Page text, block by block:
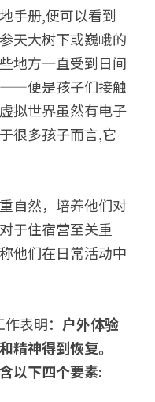
手册,便可以看到
天大树下或巍峨的
地方一直受到日间
——便是孩子们接触
拟世界虽然有电子
很多孩子而言,它
自然，培养他们对
于住宿营至关重
他们在日常活动中
表明： 户外体验
精神得到恢复。
以下四个要素: